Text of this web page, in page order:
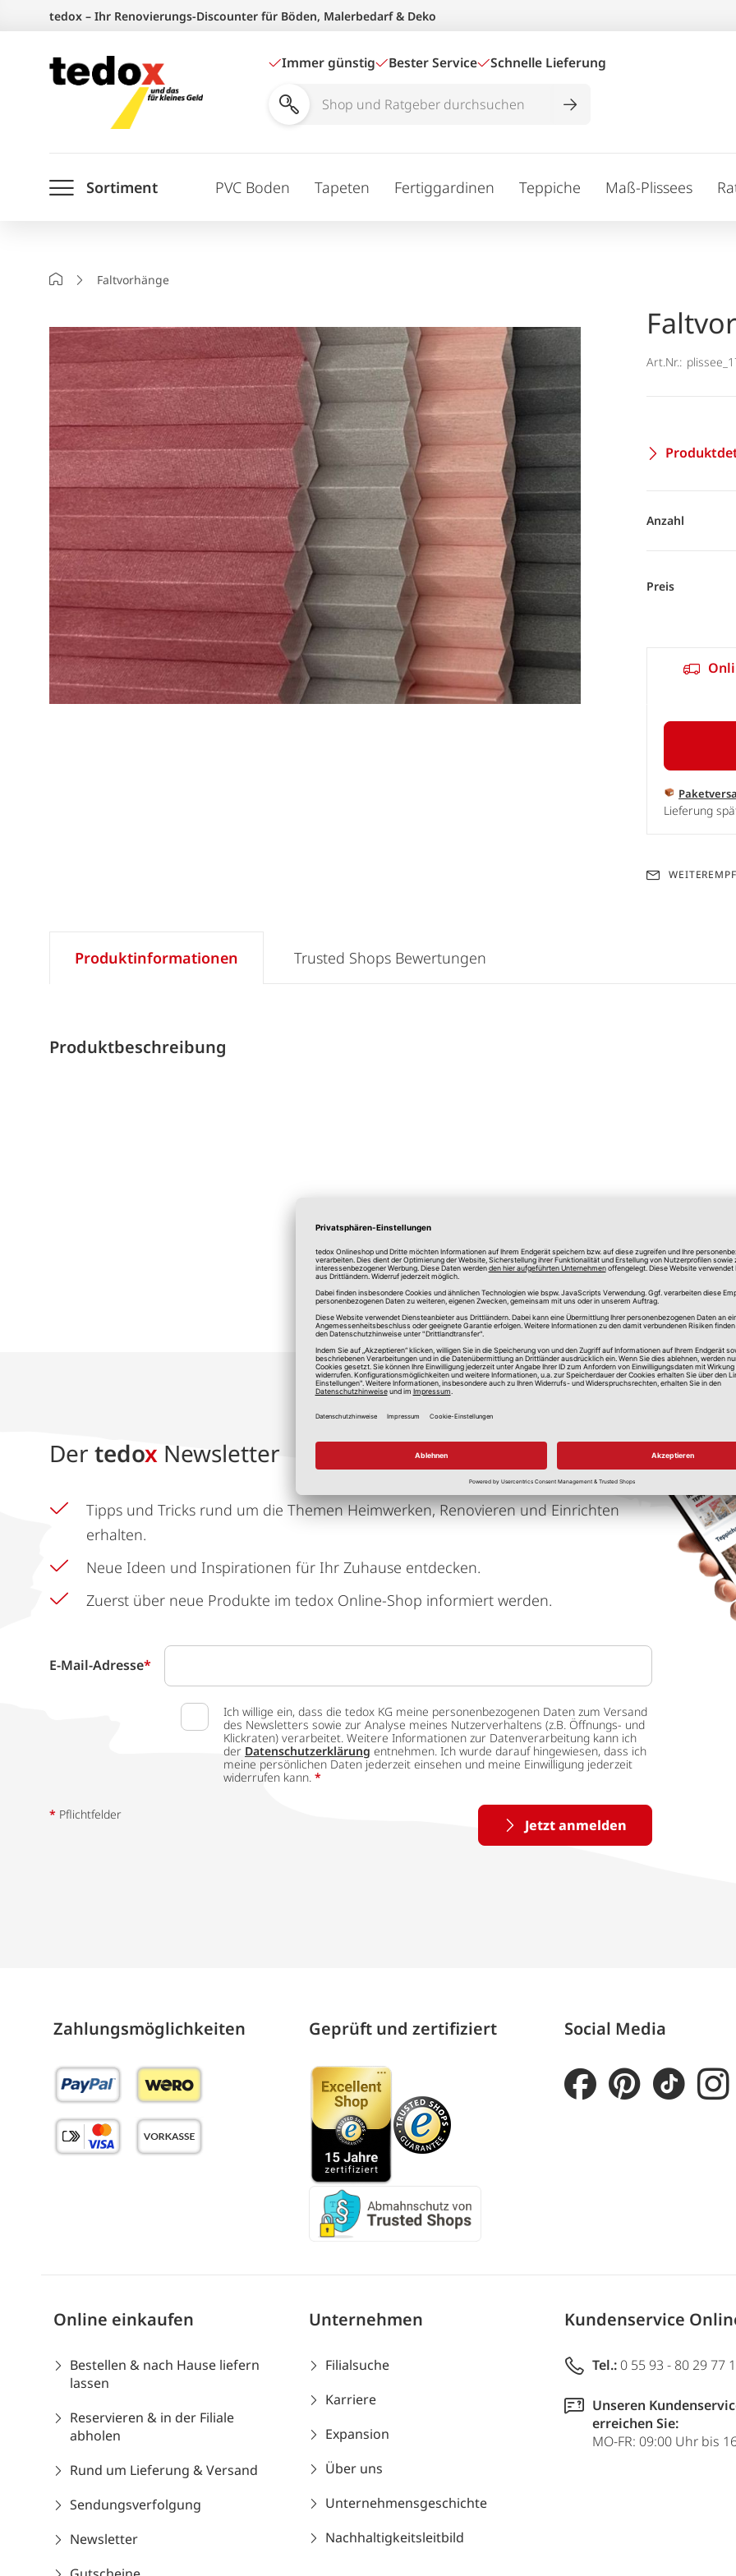
springen
tedox – Ihr Renovierungs-Discounter für Böden, Malerbedarf & Deko
Immer günstig Bester Service Schnelle Lieferung
Shop
durchsuchen
Sortiment PVC Boden Tapeten Fertiggardinen Teppiche Maß-Plissees
StartseiteFaltvorhänge
Art.Nr.:
Anzahl
Preis
Lieferung
Produktinformationen
Produktbeschreibung
Trusted Shops Bewertungen
*Alle Preise in Euro, inkl. gesetzlicher Mehrwertsteuer, zzgl.
Der tedox Newsletter
Tipps und Tricks rund um die Themen Heimwerken, Renovieren und Einrichten
erhalten.
Neue Ideen und Inspirationen für Ihr Zuhause entdecken.
Zuerst über neue Produkte im tedox Online-Shop informiert werden.
E-Mail-Adresse*
Ich willige ein, dass die tedox KG meine personenbezogenen Daten zum Versand
des Newsletters sowie zur Analyse meines Nutzerverhaltens (z.B. Öffnungs- und
Klickraten) verarbeitet. Weitere Informationen zur Datenverarbeitung kann ich
der Datenschutzerklärung entnehmen. Ich wurde darauf hingewiesen, dass ich
meine persönlichen Daten jederzeit einsehen und meine Einwilligung jederzeit
widerrufen kann. *
Jetzt anmelden
* Pflichtfelder
Zahlungs­möglich­keiten Geprüft und zertifiziert Social Media
Online einkaufen
Bestellen & nach Hause liefern
lassen
Reservieren & in der Filiale
abholen
Rund um Lieferung & Versand
Sendungsverfolgung
Newsletter
Unternehmen
Filialsuche
Karriere
Expansion
Über uns
Unternehmensgeschichte
Nachhaltigkeitsleitbild
Kundenservice
Tel.: 0 55 93 - 80 29 77
Unseren
erreichen Sie:
MO-FR: 09:00 Uhr bis